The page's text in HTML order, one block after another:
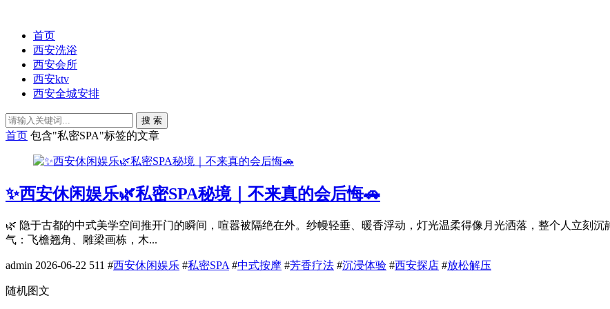
首页
西安洗浴
西安会所
西安ktv
西安全城安排
搜 索
首页 包含"私密SPA"标签的文章
✨西安休闲娱乐🌿私密SPA秘境｜不来真的会后悔🚗
🌿 隐于古都的中式美学空间推开门的瞬间，喧嚣被隔绝在外。纱幔轻垂、暖香浮动，灯光温柔得像月光洒落，整个人立刻
气：飞檐翘角、雕梁画栋，木...
admin 2026-06-22 511 #西安休闲娱乐 #私密SPA #中式按摩 #芳香疗法 #沉浸体验 #西安探店 #放松解压
随机图文